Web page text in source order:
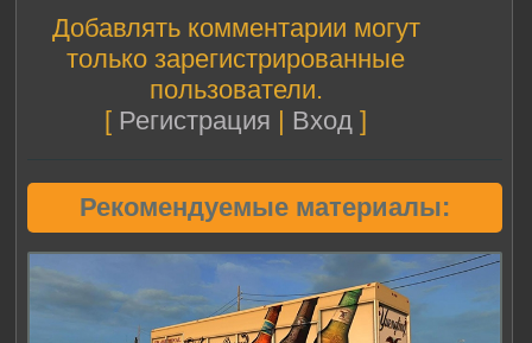
Добавлять комментарии могут
только зарегистрированные
пользователи.
[ Регистрация | Вход ]
Рекомендуемые материалы: